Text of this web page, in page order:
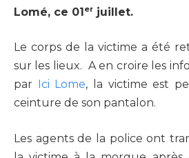
Lomé, ce 01er juillet.
Le corps de la victime a été
sur les lieux. A en croire les
par
Ici Lome, la victime est
ceinture de son pantalon.
Les agents de la police ont